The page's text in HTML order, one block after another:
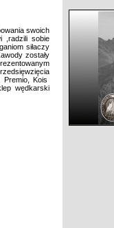
swoich
,radzili sobie
siłaczy
zostały
Kois
wędkarski